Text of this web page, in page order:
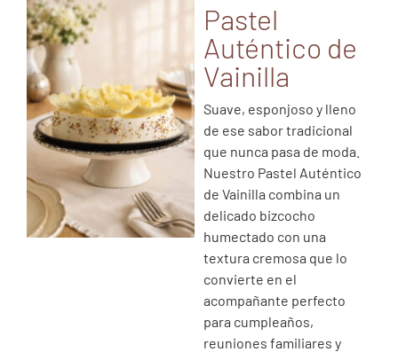
Pastel
Auténtico de
Vainilla
Suave, esponjoso y lleno
de ese sabor tradicional
que nunca pasa de moda.
Nuestro Pastel Auténtico
de Vainilla combina un
delicado bizcocho
humectado con una
textura cremosa que lo
convierte en el
acompañante perfecto
para cumpleaños,
reuniones familiares y